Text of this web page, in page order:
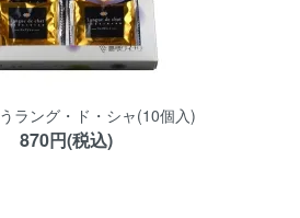
ラング・ド・シャ(10個入)
870円(税込)